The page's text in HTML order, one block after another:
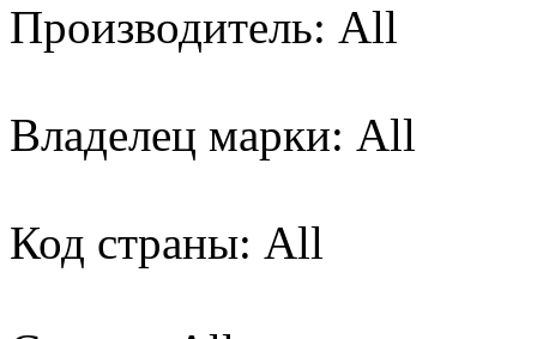
Производитель: All
Владелец марки: All
Код страны: All